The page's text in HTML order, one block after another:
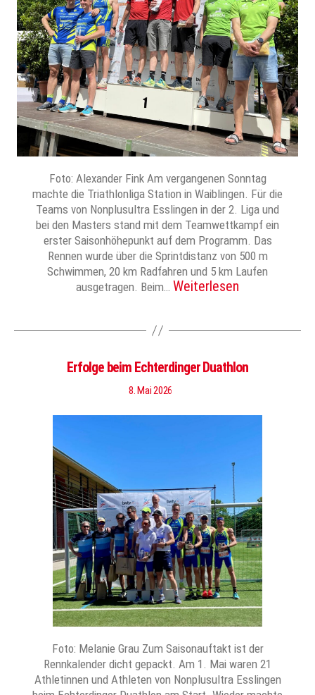
Foto: Alexander Fink Am vergangenen Sonntag
machte die Triathlonliga Station in Waiblingen. Für die
Teams von Nonplusultra Esslingen in der 2. Liga und
bei den Masters stand mit dem Teamwettkampf ein
erster Saisonhöhepunkt auf dem Programm. Das
Rennen wurde über die Sprintdistanz von 500 m
Schwimmen, 20 km Radfahren und 5 km Laufen
ausgetragen. Beim… Weiterlesen
Erfolge beim Echterdinger Duathlon
8. Mai 2026
Foto: Melanie Grau Zum Saisonauftakt ist der
Rennkalender dicht gepackt. Am 1. Mai waren 21
Athletinnen und Athleten von Nonplusultra Esslingen